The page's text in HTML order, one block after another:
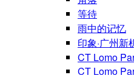
等待
雨中的记忆
印象·广州新
CT Lomo
CT Lomo